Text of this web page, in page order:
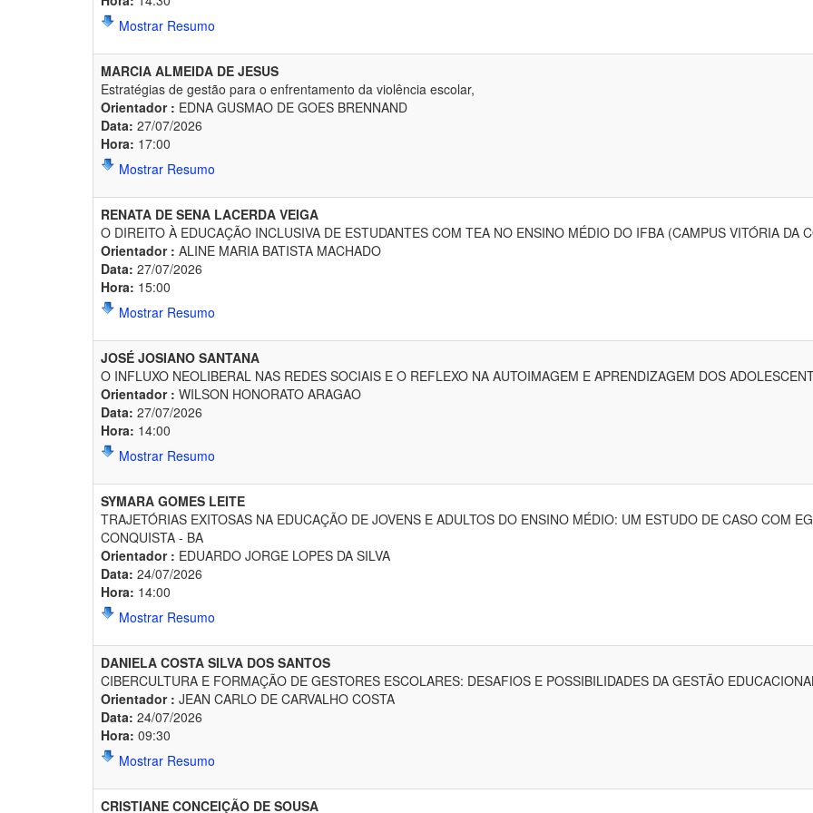
Mostrar Resumo
MARCIA ALMEIDA DE JESUS
Estratégias de gestão para o enfrentamento da violência escolar,
Orientador : EDNA GUSMAO DE GOES BRENNAND
Data: 27/07/2026
Hora: 17:00
Mostrar Resumo
RENATA DE SENA LACERDA VEIGA
O DIREITO À EDUCAÇÃO INCLUSIVA DE ESTUDANTES COM TEA NO ENSINO MÉDIO DO IFBA (CAMPUS VITÓRIA DA
Orientador : ALINE MARIA BATISTA MACHADO
Data: 27/07/2026
Hora: 15:00
Mostrar Resumo
JOSÉ JOSIANO SANTANA
O INFLUXO NEOLIBERAL NAS REDES SOCIAIS E O REFLEXO NA AUTOIMAGEM E APRENDIZAGEM DOS
Orientador : WILSON HONORATO ARAGAO
Data: 27/07/2026
Hora: 14:00
Mostrar Resumo
SYMARA GOMES LEITE
TRAJETÓRIAS EXITOSAS NA EDUCAÇÃO DE JOVENS E ADULTOS DO ENSINO MÉDIO: UM ESTUDO DE CASO COM
CONQUISTA - BA
Orientador : EDUARDO JORGE LOPES DA SILVA
Data: 24/07/2026
Hora: 14:00
Mostrar Resumo
DANIELA COSTA SILVA DOS SANTOS
CIBERCULTURA E FORMAÇÃO DE GESTORES ESCOLARES: DESAFIOS E POSSIBILIDADES DA GESTÃO
Orientador : JEAN CARLO DE CARVALHO COSTA
Data: 24/07/2026
Hora: 09:30
Mostrar Resumo
CRISTIANE CONCEIÇÃO DE SOUSA